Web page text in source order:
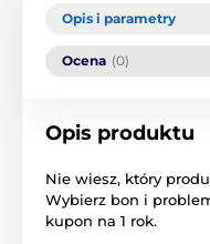
Opis i parametry
Ocena (0)
Opis produktu
Nie wiesz, który
Wybierz bon i
kupon na 1 rok.